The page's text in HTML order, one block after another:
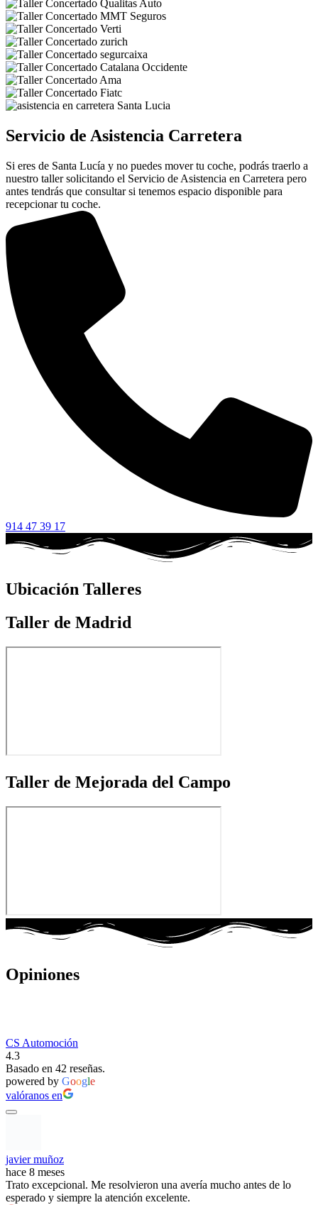
Servicio de Asistencia Carretera
Si eres de Santa Lucía y no puedes mover tu coche, podrás traerlo a
nuestro taller solicitando el Servicio de Asistencia en Carretera pero
antes tendrás que consultar si tenemos espacio disponible para
recepcionar tu coche.
914 47 39 17
Ubicación Talleres
Taller de Madrid
Taller de Mejorada del Campo
Opiniones
CS Automoción
4.3
Basado en 42 reseñas.
powered by Google
valóranos en
javier muñoz
hace 8 meses
Trato excepcional. Me resolvieron una avería mucho antes de lo
esperado y siempre la atención excelente.